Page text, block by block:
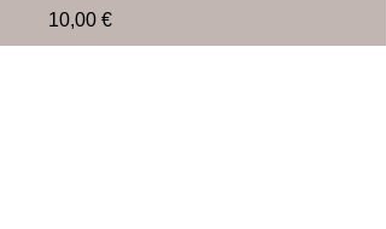
10,00 €Prix
Hors frais de livraison